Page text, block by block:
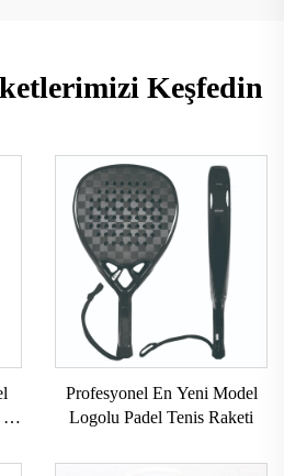
Keşfedin
Profesyonel En Yeni Model
Logolu Padel Tenis Raketi